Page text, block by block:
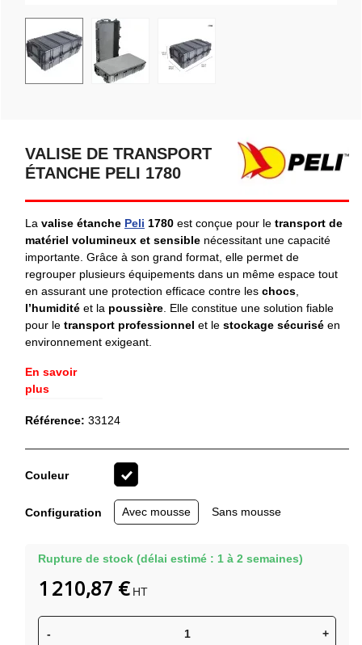
VALISE DE TRANSPORT
ÉTANCHE PELI 1780
La valise étanche Peli 1780 est conçue pour le transport de
matériel volumineux et sensible nécessitant une capacité
importante. Grâce à son grand format, elle permet de
regrouper plusieurs équipements dans un même espace tout
en assurant une protection efficace contre les chocs
l’humidité et la poussière . Elle constitue une solution fiable
pour le transport professionnel et le stockage sécurisé en
environnement exigeant.
En savoir
plus
Référence: 33124
Couleur
Configuration
Avec mousse Sans mousse
Rupture de stock (délai estimé : 1 à 2 semaines)
- +
1 210,87 € HT